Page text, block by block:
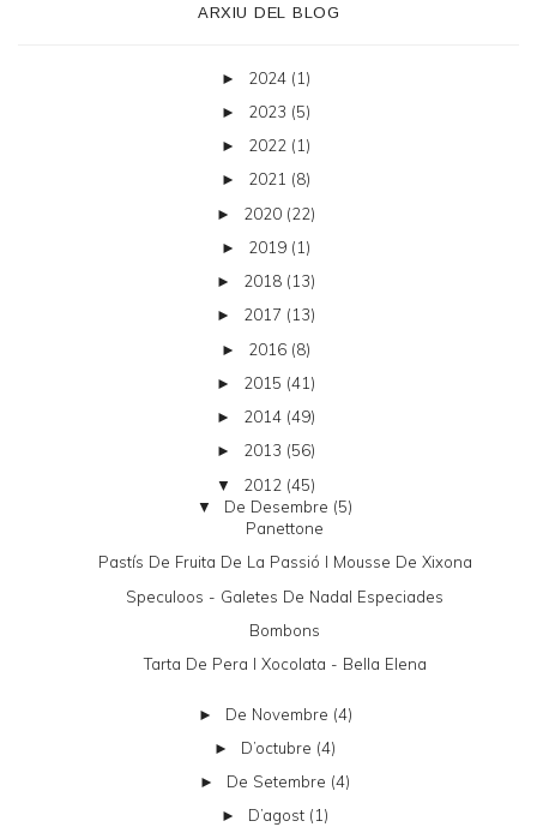
ARXIU DEL BLOG
► 2024 (1)
► 2023 (5)
► 2022 (1)
► 2021 (8)
► 2020 (22)
► 2019 (1)
► 2018 (13)
► 2017 (13)
► 2016 (8)
► 2015 (41)
► 2014 (49)
► 2013 (56)
▼ 2012 (45)
▼ De Desembre (5)
Panettone
Pastís De Fruita De La Passió I Mousse De Xixona
Speculoos - Galetes De Nadal Especiades
Bombons
Tarta De Pera I Xocolata - Bella Elena
► De Novembre (4)
► D’octubre (4)
► De Setembre (4)
► D’agost (1)